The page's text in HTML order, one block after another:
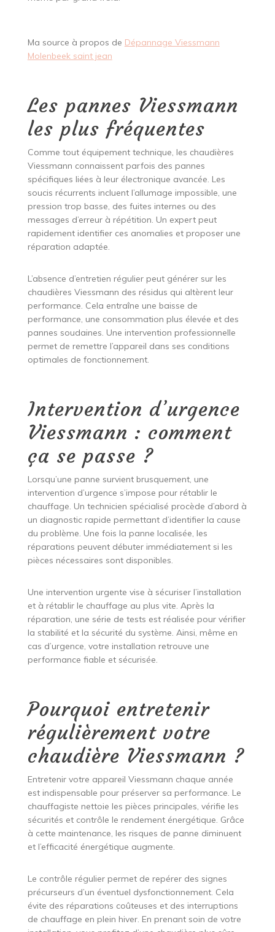
Ma source à propos de Dépannage Viessmann
Molenbeek saint jean
Les pannes Viessmann
les plus fréquentes
Comme tout équipement technique, les chaudières
Viessmann connaissent parfois des pannes
spécifiques liées à leur électronique avancée. Les
soucis récurrents incluent l’allumage impossible, une
pression trop basse, des fuites internes ou des
messages d’erreur à répétition. Un expert peut
rapidement identifier ces anomalies et proposer une
réparation adaptée.
L’absence d’entretien régulier peut générer sur les
chaudières Viessmann des résidus qui altèrent leur
performance. Cela entraîne une baisse de
performance, une consommation plus élevée et des
pannes soudaines. Une intervention professionnelle
permet de remettre l’appareil dans ses conditions
optimales de fonctionnement.
Intervention d’urgence
Viessmann : comment
ça se passe ?
Lorsqu’une panne survient brusquement, une
intervention d’urgence s’impose pour rétablir le
chauffage. Un technicien spécialisé procède d’abord à
un diagnostic rapide permettant d’identifier la cause
du problème. Une fois la panne localisée, les
réparations peuvent débuter immédiatement si les
pièces nécessaires sont disponibles.
Une intervention urgente vise à sécuriser l’installation
et à rétablir le chauffage au plus vite. Après la
réparation, une série de tests est réalisée pour vérifier
la stabilité et la sécurité du système. Ainsi, même en
cas d’urgence, votre installation retrouve une
performance fiable et sécurisée.
Pourquoi entretenir
régulièrement votre
chaudière Viessmann ?
Entretenir votre appareil Viessmann chaque année
est indispensable pour préserver sa performance. Le
chauffagiste nettoie les pièces principales, vérifie les
sécurités et contrôle le rendement énergétique. Grâce
à cette maintenance, les risques de panne diminuent
et l’efficacité énergétique augmente.
Le contrôle régulier permet de repérer des signes
précurseurs d’un éventuel dysfonctionnement. Cela
évite des réparations coûteuses et des interruptions
de chauffage en plein hiver. En prenant soin de votre